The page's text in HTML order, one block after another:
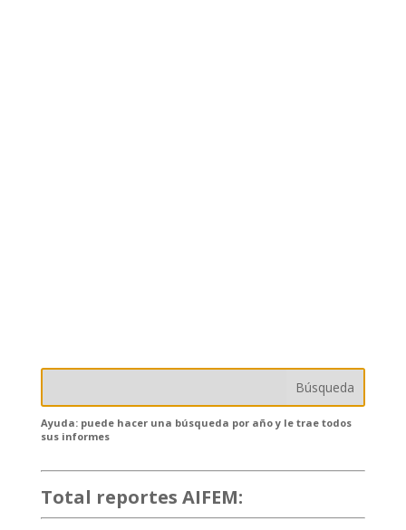
Ayuda: puede hacer una búsqueda por año y le trae todos
sus informes
Total reportes AIFEM: